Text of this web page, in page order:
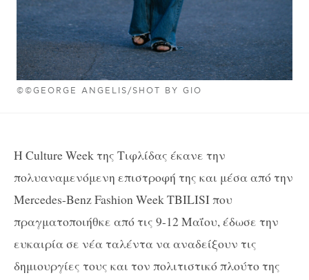
©©GEORGE ANGELIS/SHOT BY GIO
Η Culture Week της Τιφλίδας έκανε την
πολυαναμενόμενη επιστροφή της και μέσα από την
Mercedes-Benz Fashion Week TBILISI που
πραγματοποιήθκε από τις 9-12 Μαΐου, έδωσε την
ευκαιρία σε νέα ταλέντα να αναδείξουν τις
δημιουργίες τους και τον πολιτιστικό πλούτο της